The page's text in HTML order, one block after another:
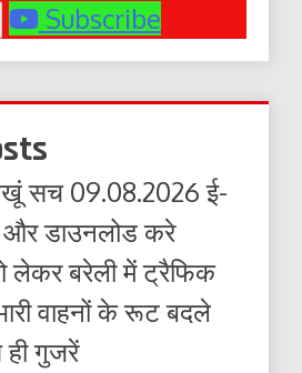
Subscribe
सच 09.08.2026 ई-
और डाउनलोड करे
लेकर बरेली में ट्रैफिक
वाहनों के रूट बदले
गुजरें